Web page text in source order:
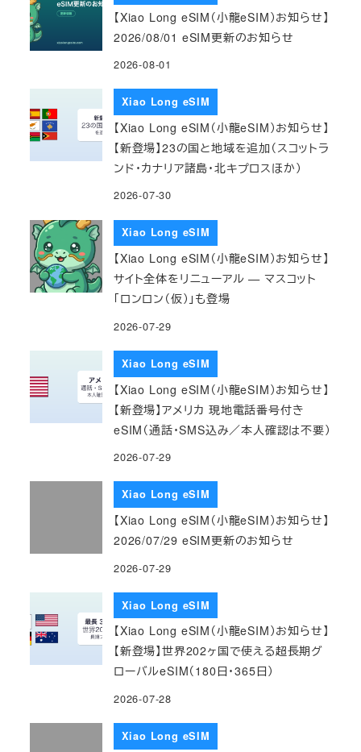
【Xiao Long eSIM（小龍eSIM）お知らせ】
2026/08/01 eSIM更新のお知らせ
2026-08-01
Xiao Long eSIM
【Xiao Long eSIM（小龍eSIM）お知らせ】
【新登場】23の国と地域を追加（スコットラ
ンド・カナリア諸島・北キプロスほか）
2026-07-30
Xiao Long eSIM
【Xiao Long eSIM（小龍eSIM）お知らせ】
サイト全体をリニューアル — マスコット
「ロンロン（仮）」も登場
2026-07-29
Xiao Long eSIM
【Xiao Long eSIM（小龍eSIM）お知らせ】
【新登場】アメリカ 現地電話番号付き
eSIM（通話・SMS込み／本人確認は不要）
2026-07-29
Xiao Long eSIM
【Xiao Long eSIM（小龍eSIM）お知らせ】
2026/07/29 eSIM更新のお知らせ
2026-07-29
Xiao Long eSIM
【Xiao Long eSIM（小龍eSIM）お知らせ】
【新登場】世界202ヶ国で使える超長期グ
ローバルeSIM（180日・365日）
2026-07-28
Xiao Long eSIM